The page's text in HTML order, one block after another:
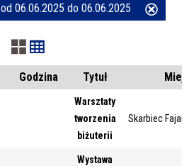
od 06.06.2025 do 06.06.2025
Godzina Tytuł
Warsztaty
tworzenia
biżuterii
Skarbiec
Wystawa